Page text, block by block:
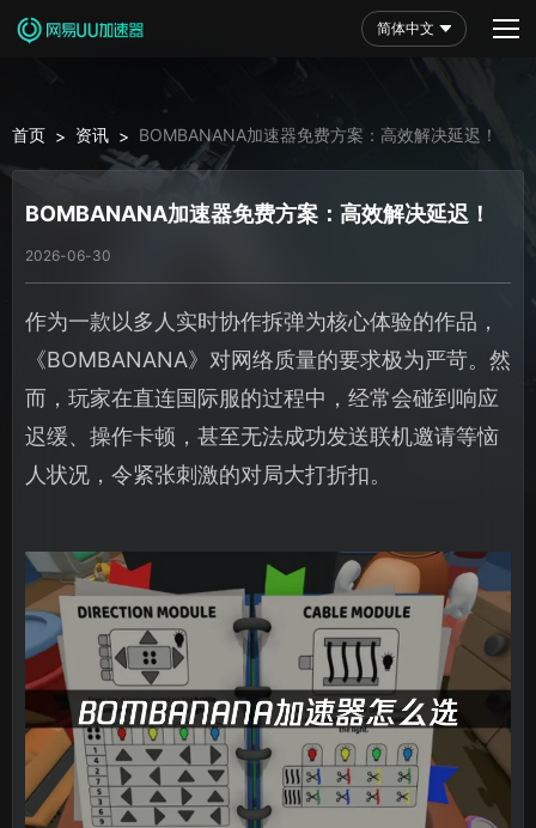
简体中文
首页 > 资讯 > BOMBANANA加速器免费方案：高效解决延迟！
BOMBANANA加速器免费方案：高效解决延迟！
2026-06-30
作为一款以多人实时协作拆弹为核心体验的作品，
《BOMBANANA》对网络质量的要求极为严苛。然
而，玩家在直连国际服的过程中，经常会碰到响应
迟缓、操作卡顿，甚至无法成功发送联机邀请等恼
人状况，令紧张刺激的对局大打折扣。